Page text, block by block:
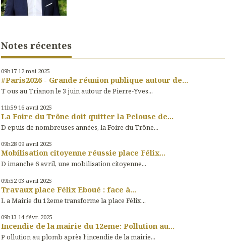
Notes récentes
09h17 12 mai 2025
#Paris2026 - Grande réunion publique autour de...
T ous au Trianon le 3 juin autour de Pierre-Yves...
11h59 16 avril 2025
La Foire du Trône doit quitter la Pelouse de...
D epuis de nombreuses années, la Foire du Trône...
09h28 09 avril 2025
Mobilisation citoyenne réussie place Félix...
D imanche 6 avril, une mobilisation citoyenne...
09h52 03 avril 2025
Travaux place Félix Eboué : face à...
L a Mairie du 12eme transforme la place Félix...
09h13 14 févr. 2025
Incendie de la mairie du 12eme: Pollution au...
P ollution au plomb après l’incendie de la mairie...